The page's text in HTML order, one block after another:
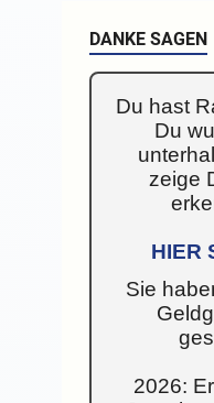
DANKE SAGEN
Du hast
Du
zeige
HIER
Sie
2026: